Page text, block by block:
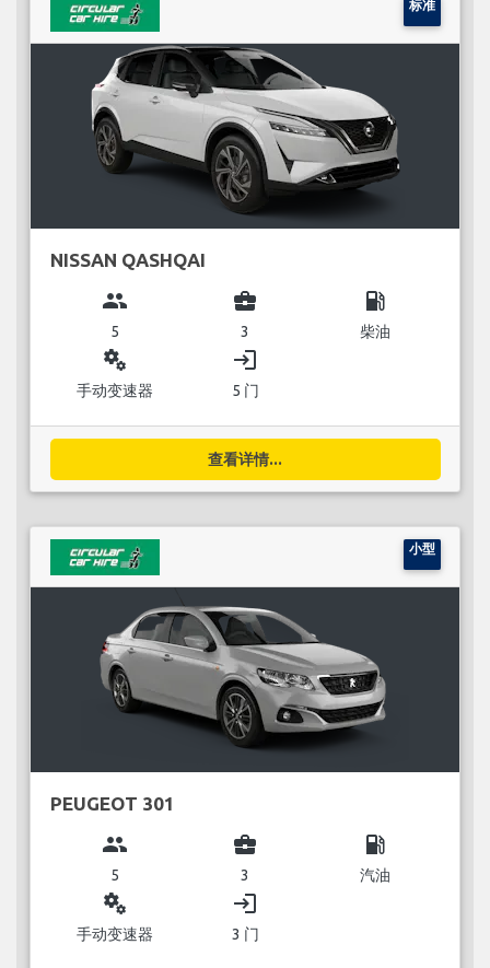
标准
NISSAN QASHQAI
group
5
business_center
3
local_gas_station
柴油
miscellaneous_services
手动变速器
login
5 门
查看详情...
小型
PEUGEOT 301
group
5
business_center
3
local_gas_station
汽油
miscellaneous_services
手动变速器
login
3 门